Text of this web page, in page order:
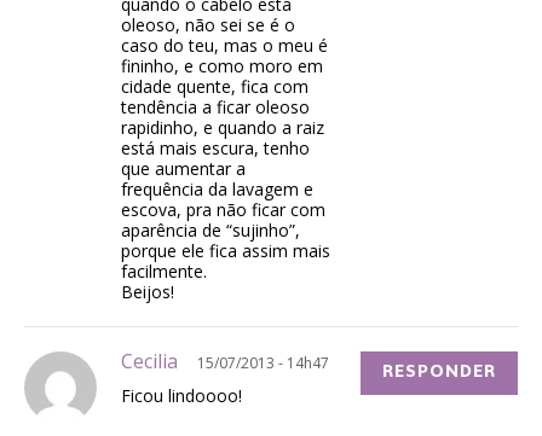
oleoso, não sei se é o
caso do teu, mas o meu é
fininho, e como moro em
cidade quente, fica com
tendência a ficar oleoso
rapidinho, e quando a raiz
está mais escura, tenho
que aumentar a
frequência da lavagem e
escova, pra não ficar com
aparência de “sujinho”,
porque ele fica assim mais
facilmente.
Beijos!
Cecilia 15/07/2013 - 14h47
Ficou lindoooo!
RESPONDER